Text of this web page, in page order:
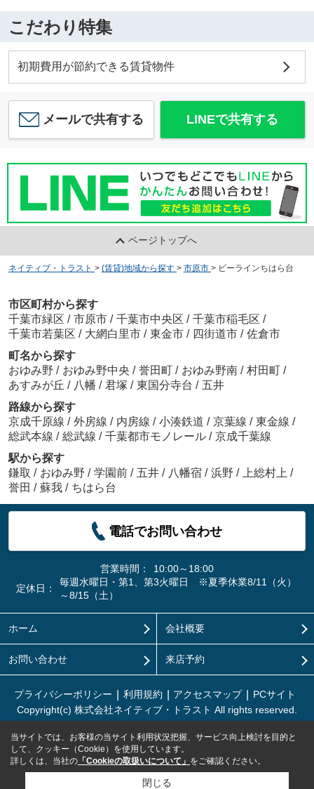
こだわり特集
初期費用が節約できる賃貸物件
メールで共有する LINEで共有する
ページトップへ
ネイティブ・トラスト > (賃貸)地域から探す > 市原市 > ビーラインちはら台
市区町村から探す
千葉市緑区 / 市原市 / 千葉市中央区 / 千葉市稲毛区 /
千葉市若葉区 / 大網白里市 / 東金市 / 四街道市 / 佐倉市
町名から探す
おゆみ野 / おゆみ野中央 / 誉田町 / おゆみ野南 / 村田町 /
あすみが丘 / 八幡 / 君塚 / 東国分寺台 / 五井
路線から探す
京成千原線 / 外房線 / 内房線 / 小湊鉄道 / 京葉線 / 東金線 /
総武本線 / 総武線 / 千葉都市モノレール / 京成千葉線
駅から探す
鎌取 / おゆみ野 / 学園前 / 五井 / 八幡宿 / 浜野 / 上総村上 /
誉田 / 蘇我 / ちはら台
電話でお問い合わせ
営業時間：
10:00～18:00
定休日：
毎週水曜日・第1、第3火曜日 ※夏季休業8/11（火）
～8/15（土）
ホーム 会社概要
お問い合わせ 来店予約
プライバシーポリシー 利用規約 アクセスマップ
PCサイト
Copyright(c) 株式会社ネイティブ・トラスト All rights reserved.
当サイトでは、お客様の当サイト利用状況把握、サービス向上検討を目的と
して、クッキー（Cookie）を使用しています。
詳しくは、当社の 「Cookieの取扱いについて」 をご確認ください。
閉じる